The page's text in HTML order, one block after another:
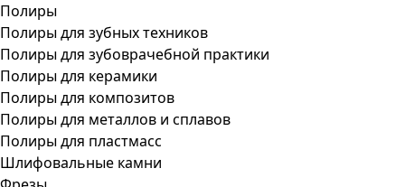
Полиры
Полиры для зубных техников
Полиры для зубоврачебной практики
Полиры для керамики
Полиры для композитов
Полиры для металлов и сплавов
Полиры для пластмасс
Шлифовальные камни